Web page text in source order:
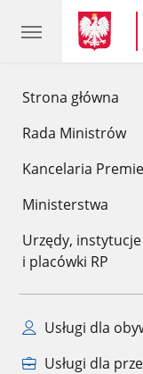
Strona główna
Rada Ministrów
Kancelaria
Ministerstwa
Urzędy, instytucje
i placówki RP
Usługi dla
Usługi dla